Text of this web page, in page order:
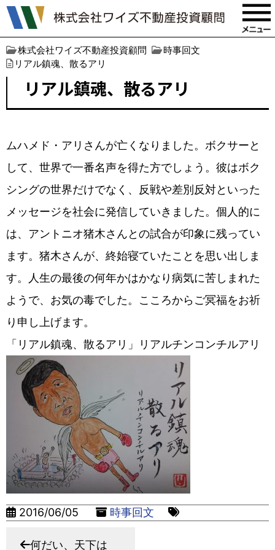
株式会社ワイズ不動産投資顧問
時事回文
リアル鎮魂、散るアリ
リアル鎮魂、散るアリ
ムハメド・アリさんが亡くなりました。ボクサーと
して、世界で一番名声を得た方でしょう。彼はボク
シングの世界だけでなく、反戦や差別反対といった
メッセージを社会に発信していきました。個人的に
は、アントニオ猪木さんとの試合が印象に残ってい
ます。猪木さんが、終始寝ていたことを思い出しま
す。人生の最後の何年かはかなり病気に苦しまれた
ようで、お気の毒でした。こころからご冥福をお祈
り申し上げます。
「リアル鎮魂、散るアリ」リアルチンコンチルアリ
2016/06/05 時事回文
何だい、天下は